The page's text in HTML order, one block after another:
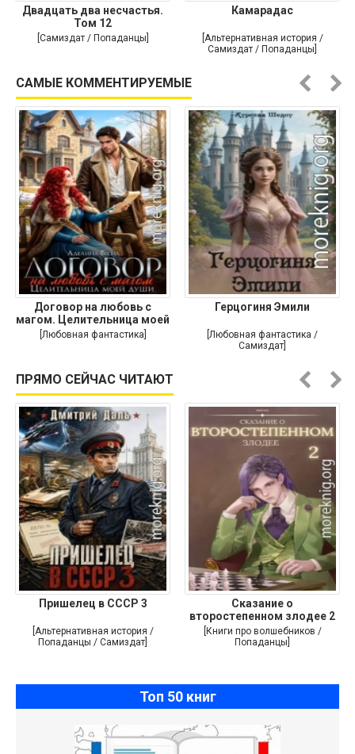
Двадцать два несчастья.
Том 12
[Самиздат / Попаданцы]
Камарадас
[Альтернативная история /
Самиздат / Попаданцы]
САМЫЕ КОММЕНТИРУЕМЫЕ
Договор на любовь с
магом. Целительница моей
души
[Любовная фантастика]
Герцогиня Эмили
[Любовная фантастика /
Самиздат]
ПРЯМО СЕЙЧАС ЧИТАЮТ
Пришелец в СССР 3
[Альтернативная история /
Попаданцы / Самиздат]
Сказание о
второстепенном злодее 2
[Книги про волшебников /
Попаданцы]
Топ 50 книг